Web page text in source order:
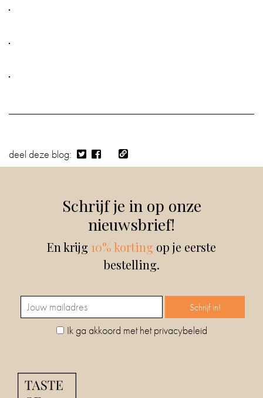
deel deze blog:
Schrijf je in op onze
nieuwsbrief!
En krijg 10% korting op je eerste
bestelling.
Ik ga akkoord met het privacybeleid